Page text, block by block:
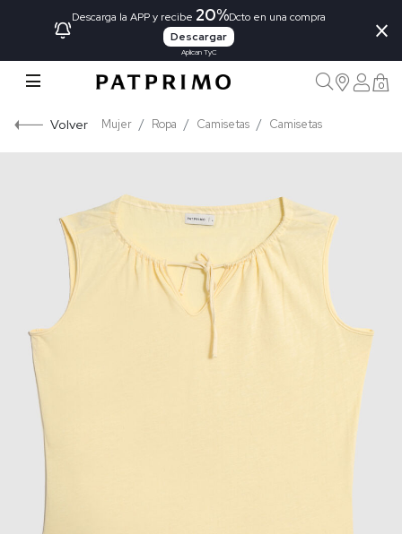
Descarga la APP y recibe 20%Dcto en una compra
Descargar
Aplican TyC
×
0
Volver Mujer Ropa Camisetas Camisetas